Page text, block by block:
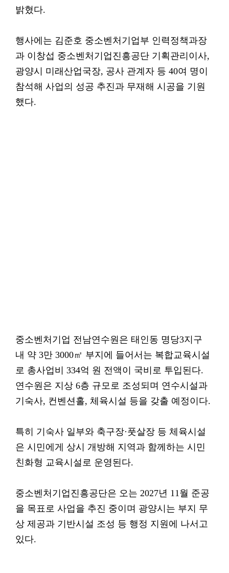
밝혔다.
행사에는 김준호 중소벤처기업부 인력정책과장
과 이창섭 중소벤처기업진흥공단 기획관리이사,
광양시 미래산업국장, 공사 관계자 등 40여 명이
참석해 사업의 성공 추진과 무재해 시공을 기원
했다.
중소벤처기업 전남연수원은 태인동 명당3지구
내 약 3만 3000㎡ 부지에 들어서는 복합교육시설
로 총사업비 334억 원 전액이 국비로 투입된다.
연수원은 지상 6층 규모로 조성되며 연수시설과
기숙사, 컨벤션홀, 체육시설 등을 갖출 예정이다.
특히 기숙사 일부와 축구장·풋살장 등 체육시설
은 시민에게 상시 개방해 지역과 함께하는 시민
친화형 교육시설로 운영된다.
중소벤처기업진흥공단은 오는 2027년 11월 준공
을 목표로 사업을 추진 중이며 광양시는 부지 무
상 제공과 기반시설 조성 등 행정 지원에 나서고
있다.